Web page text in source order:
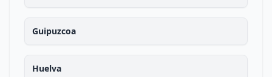
Guipuzcoa
Huelva